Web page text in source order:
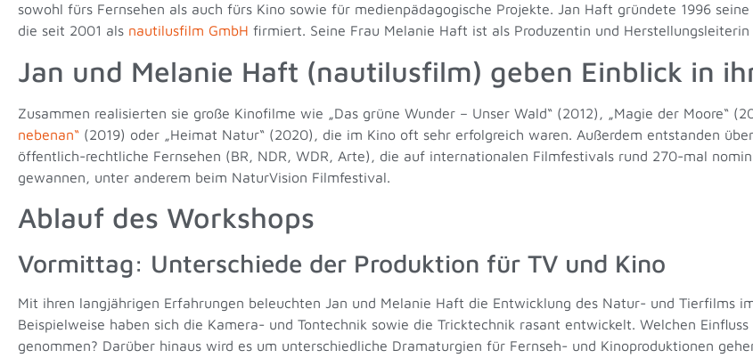
sowohl fürs Fernsehen als auch fürs Kino sowie für medienpädagogische Projekte. Jan Haft gründete 1996
die seit 2001 als nautilusfilm GmbH firmiert. Seine Frau Melanie Haft ist als Produzentin und
Jan und Melanie Haft (nautilusfilm) geben Einblick in
Zusammen realisierten sie große Kinofilme wie „Das grüne Wunder – Unser Wald“ (2012), „Magie der Moore“
nebenan“ (2019) oder „Heimat Natur“ (2020), die im Kino oft sehr erfolgreich waren. Außerdem entstanden
öffentlich-rechtliche Fernsehen (BR, NDR, WDR, Arte), die auf internationalen Filmfestivals rund 270-mal
gewannen, unter anderem beim NaturVision Filmfestival.
Ablauf des Workshops
Vormittag: Unterschiede der Produktion für TV und Kino
Mit ihren langjährigen Erfahrungen beleuchten Jan und Melanie Haft die Entwicklung des Natur- und Tierfilms
Beispielweise haben sich die Kamera- und Tontechnik sowie die Tricktechnik rasant entwickelt. Welchen
genommen? Darüber hinaus wird es um unterschiedliche Dramaturgien für Fernseh- und Kinoproduktionen